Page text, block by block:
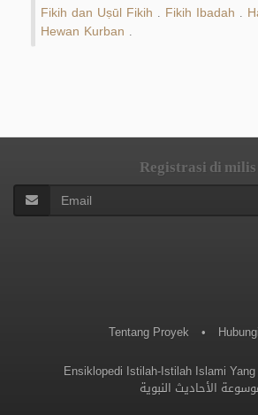
Fikih dan Uṣūl Fikih Fikih Ibadah
Hewan Kurban
Registrasi di milis
Tentang Proyek •
Ensiklopedi Istilah-Istilah Islami
الأحاديث النبوية